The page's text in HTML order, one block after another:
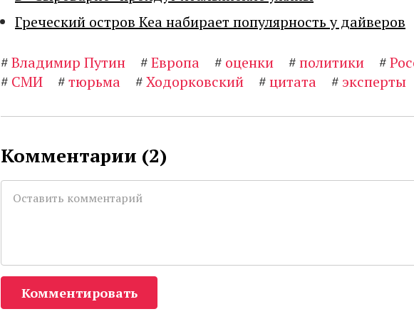
Греческий остров Кеа набирает популярность у дайверов
#Владимир Путин #Европа # оценки #политики #
# СМИ #тюрьма #Ходорковский #цитата # эксперты
Комментарии (2)
Комментировать